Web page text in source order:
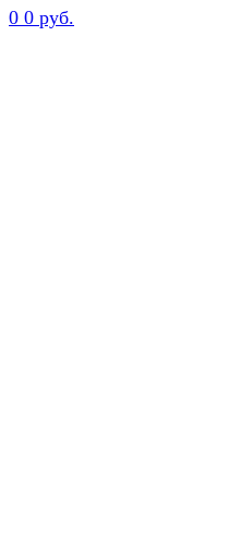
0 0 руб.